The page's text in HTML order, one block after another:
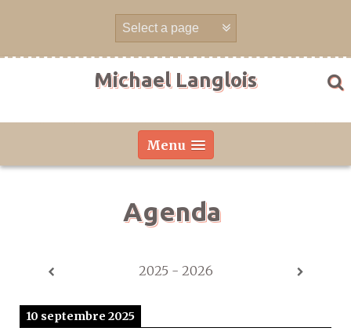
Michael Langlois
Menu
Agenda
2025 - 2026
10 septembre 2025